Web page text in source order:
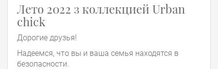
Лето 2022 з коллекцией Urban
chick
Дорогие друзья!
Надеемся, что вы и ваша семья находятся в
безопасности.